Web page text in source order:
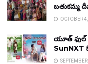
బతుకమ్మ
OCTOBER
యూత్ ఫుల్
SunNXT